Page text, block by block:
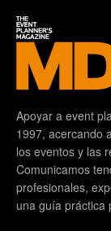
Apoyar a event
1997, acercando
los eventos y las
Comunicamos
profesionales,
una guía práctica